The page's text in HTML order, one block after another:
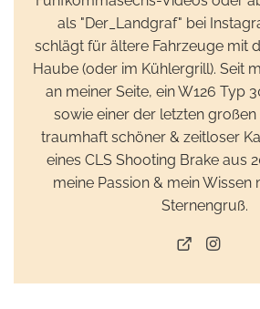
als "Der_Landgraf" bei
schlägt für ältere Fahrzeuge mit
Haube (oder im Kühlergrill). Seit
an meiner Seite, ein W126 Typ
sowie einer der letzten
traumhaft schöner & zeitloser
eines CLS Shooting Brake aus
meine Passion & mein Wissen
Sternengruß.